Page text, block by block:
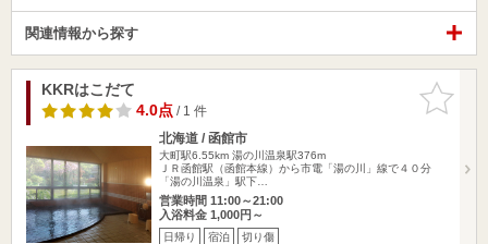
関連情報から探す
お気に入
りに追加
KKRはこだて
4.0点/ 1 件
北海道 / 函館市
大町駅6.55km 湯の川温泉駅376m
ＪＲ函館駅（函館本線）から市電「湯の川」線で４０分
「湯の川温泉」駅下…
営業時間 11:00～21:00
入浴料金 1,000円～
日帰り 宿泊 切り傷